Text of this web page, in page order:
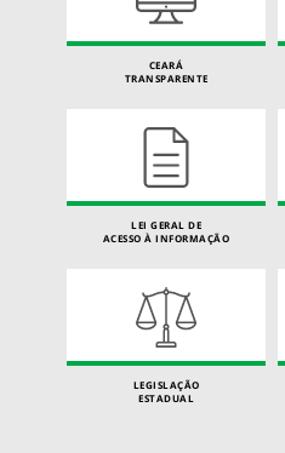
CEARÁ
TRANSPARENTE
LEI GERAL DE
ACESSO À INFORMAÇÃO
LEGISLAÇÃO
ESTADUAL